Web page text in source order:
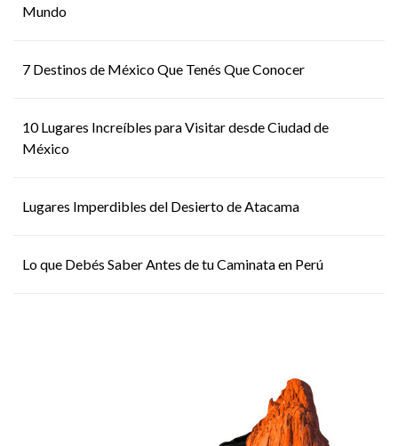
Mundo
7 Destinos de México Que Tenés Que Conocer
10 Lugares Increíbles para Visitar desde Ciudad de
México
Lugares Imperdibles del Desierto de Atacama
Lo que Debés Saber Antes de tu Caminata en Perú